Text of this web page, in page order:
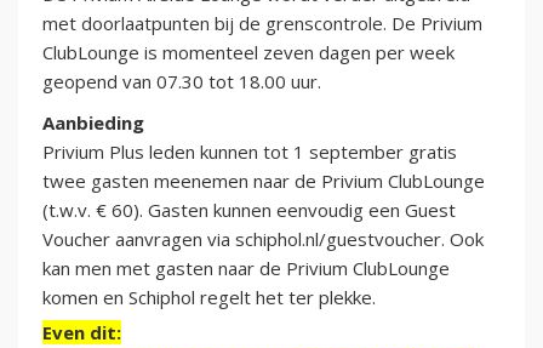
met doorlaatpunten bij de grenscontrole. De Privium
ClubLounge is momenteel zeven dagen per week
geopend van 07.30 tot 18.00 uur.
Aanbieding
Privium Plus leden kunnen tot 1 september gratis
twee gasten meenemen naar de Privium ClubLounge
(t.w.v. € 60). Gasten kunnen eenvoudig een Guest
Voucher aanvragen via schiphol.nl/guestvoucher. Ook
kan men met gasten naar de Privium ClubLounge
komen en Schiphol regelt het ter plekke.
Even dit: